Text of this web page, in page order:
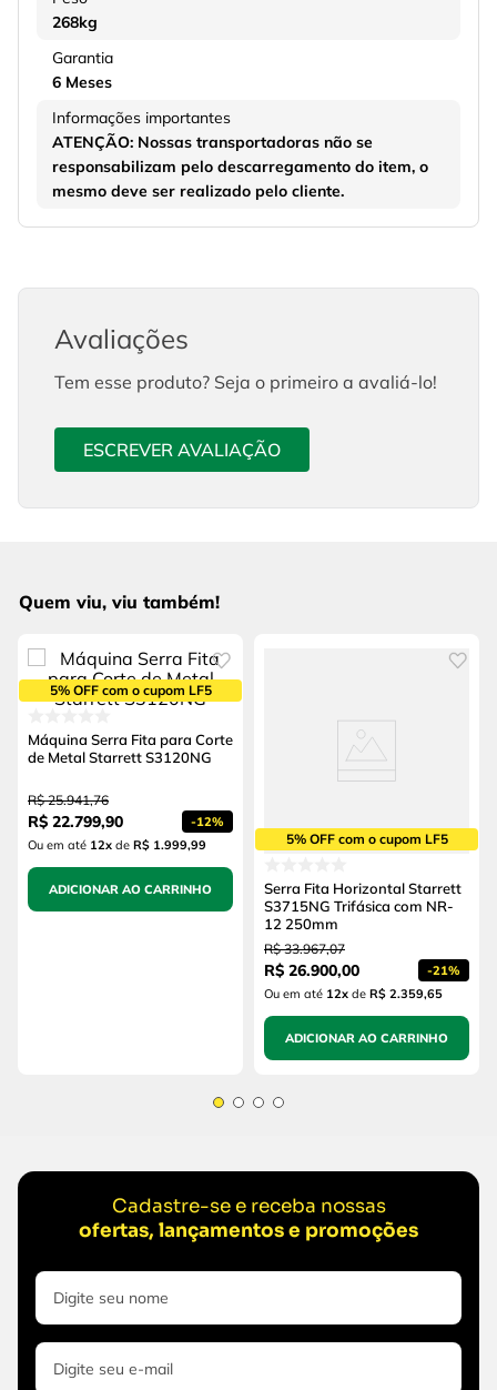
268kg
Garantia
6 Meses
Informações importantes
ATENÇÃO: Nossas transportadoras não se
responsabilizam pelo descarregamento do item, o
mesmo deve ser realizado pelo cliente.
Avaliações
Tem esse produto? Seja o primeiro a avaliá-lo!
ESCREVER AVALIAÇÃO
Quem viu, viu também!
5% OFF com o cupom LF5
Máquina Serra Fita para Corte
de Metal Starrett S3120NG
R$ 25.941,76
R$ 22.799,90 -12%
Ou em até 12x de R$ 1.999,99
ADICIONAR AO CARRINHO
5% OFF com o cupom LF5
Serra Fita Horizontal Starrett
S3715NG Trifásica com NR-
12 250mm
R$ 33.967,07
R$ 26.900,00 -21%
Ou em até 12x de R$ 2.359,65
ADICIONAR AO CARRINHO
Cadastre-se e receba nossas
ofertas, lançamentos e promoções